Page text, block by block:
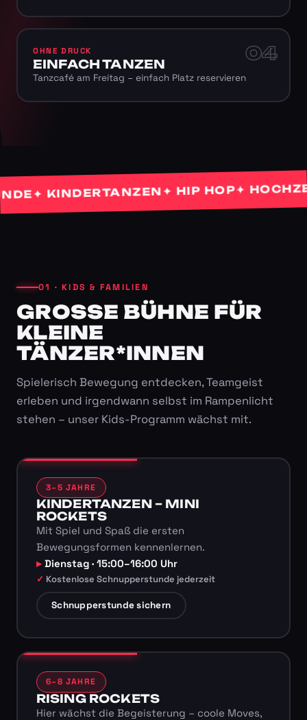
04
OHNE DRUCK
EINFACH TANZEN
Tanzcafé am Freitag – einfach Platz reservieren
✦ KINDERTANZEN✦ HIP HOP ✦
01 · KIDS & FAMILIEN
GROSSE BÜHNE FÜR K
LEINE T
ÄNZER*INNEN
Spielerisch Bewegung entdecken, Teamgeist
erleben und irgendwann selbst im Rampenlicht
stehen – unser Kids-Programm wächst mit.
3–5 JAHRE
KINDERTANZEN – MINI
ROCKETS
Mit Spiel und Spaß die ersten
Bewegungsformen kennenlernen.
Dienstag · 15:00–16:00 Uhr
Kostenlose Schnupperstunde jederzeit
Schnupperstunde sichern
6–8 JAHRE
RISING ROCKETS
Hier wächst die Begeisterung – coole Moves,